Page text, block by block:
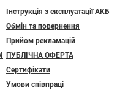
Інструкція з експлуатації АКБ
Обмін та повернення
Прийом рекламацій
ПУБЛІЧНА ОФЕРТА
Сертифікати
Умови співпраці